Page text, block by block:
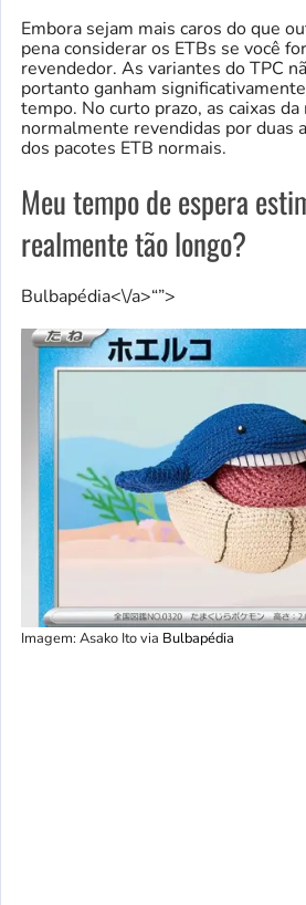
Embora sejam mais caros do que
pena considerar os ETBs se você
revendedor. As variantes do TPC
portanto ganham
tempo. No curto prazo, as caixas da
normalmente revendidas por duas
dos pacotes ETB normais.
Meu tempo de espera
realmente tão longo?
Bulbapédia<\/a>“”>
Imagem: Asako Ito via Bulbapédia